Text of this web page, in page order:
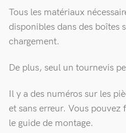
Tous les matériaux
disponibles dans des boîtes
chargement.
De plus, seul un tournevis
Il y a des numéros sur les
et sans erreur. Vous
le guide de montage.